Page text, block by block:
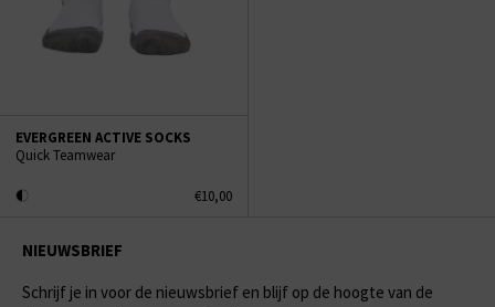
EVERGREEN ACTIVE SOCKS
Quick Teamwear
€10,00
NIEUWSBRIEF
Schrijf je in voor de nieuwsbrief en blijf op de hoogte van de